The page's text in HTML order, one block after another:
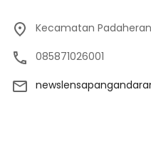
Kecamatan
085871026001